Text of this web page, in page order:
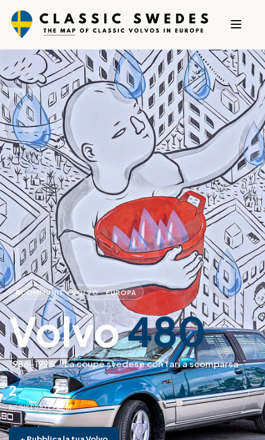
COMMUNITY VOLVO · EUROPA
Volvo480
1986–1995·La coupé svedese con fari a scomparsa
2
REGISTRATE
2
PAESI